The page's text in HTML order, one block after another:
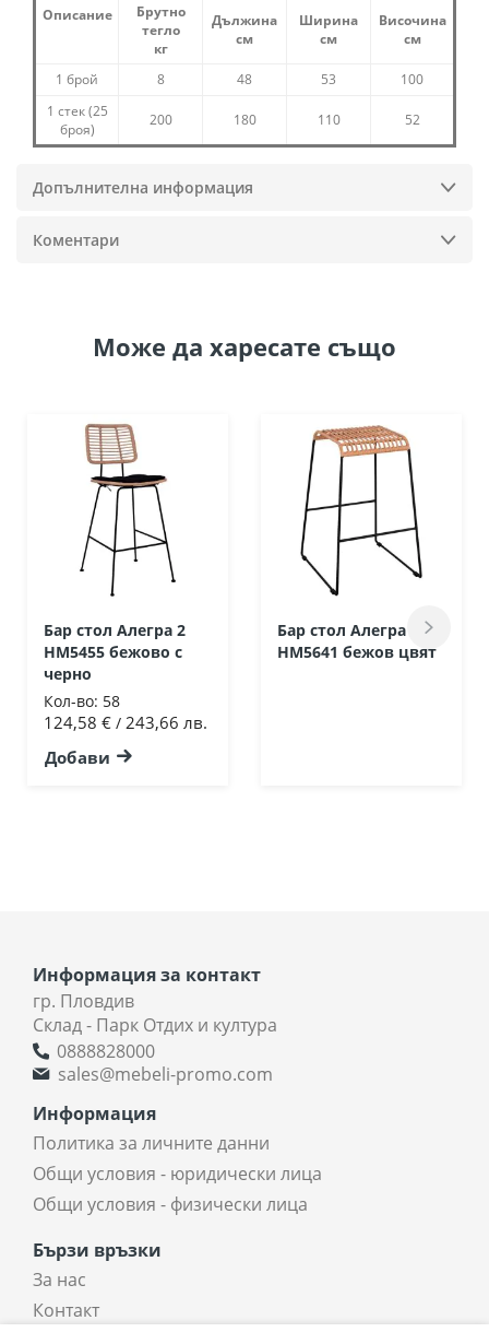
Описание
Брутно
тегло
кг
Дължина
см
Ширина
см
Височина
см
1 брой 8 48 53
100
1 стек (25
броя)
200 180 110 52
Допълнителна информация
Коментари
Може да харесате също
Бар стол Алегра 2
HM5455 бежово с
черно
Кол-во: 58
124,58 € / 243,66 лв.
Добави
Бар стол Алегра
HM5641 бежов цвят
Информация за контакт
гр. Пловдив
Склад - Парк Отдих и култура
0888828000
sales@mebeli-promo.com
Информация
Политика за личните данни
Общи условия - юридически лица
Общи условия - физически лица
Бързи връзки
За нас
Контакт